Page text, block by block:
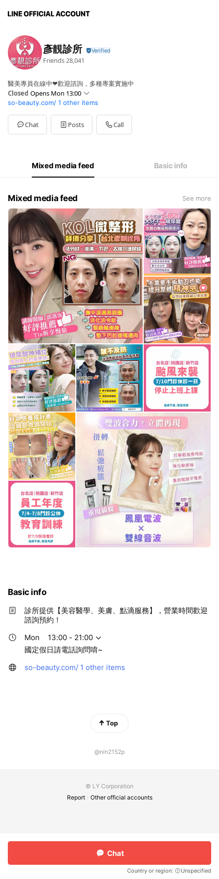
彥靚診所
Friends 28,041
醫美專員在線中❤歡迎諮詢，多種專案實施中
Closed Opens Mon 13:00
SunClosed
Mon13:00 - 21:00
Tue13:00 - 21:00
Wed13:00 - 21:00
10:00 - 18:00
國定假日請電話詢問唷~
so-beauty.com/ 1 other items
Chat Posts Call
Mixed media feed Basic info
Mixed media feed See more
Basic info
診所提供【美容醫學、美膚、點滴服務】，營業時間歡迎
諮詢預約！
Mon
13:00 - 21:00
國定假日請電話詢問唷~
so-beauty.com/ 1 other items
Top
@nin2152p
© LY Corporation
Report
Other official accounts
Chat
Country or region: Unspecified